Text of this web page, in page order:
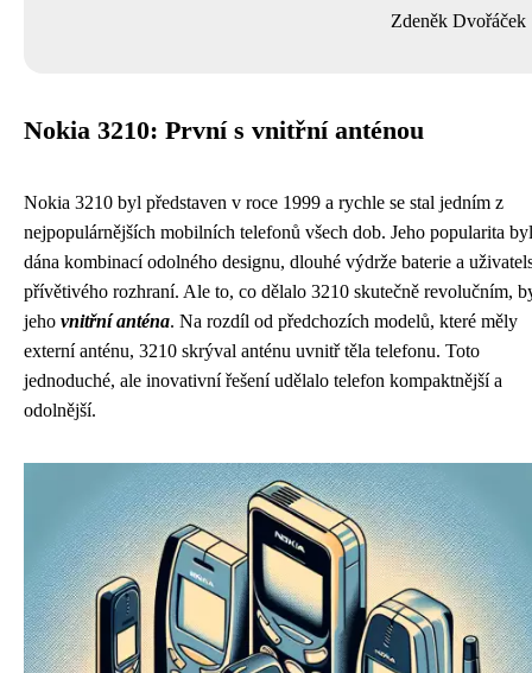
Zdeněk Dvořáček
Nokia 3210: První s vnitřní anténou
Nokia 3210 byl představen v roce 1999 a rychle se stal jedním z
nejpopulárnějších mobilních telefonů všech dob. Jeho popularita
dána kombinací odolného designu, dlouhé výdrže baterie a
přívětivého rozhraní. Ale to, co dělalo 3210 skutečně revolučním,
jeho vnitřní anténa. Na rozdíl od předchozích modelů, které měly
externí anténu, 3210 skrýval anténu uvnitř těla telefonu. Toto
jednoduché, ale inovativní řešení udělalo telefon kompaktnější a
odolnější.